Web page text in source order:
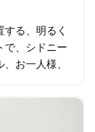
る、明るく
で、シドニー
お一人様、
ット…